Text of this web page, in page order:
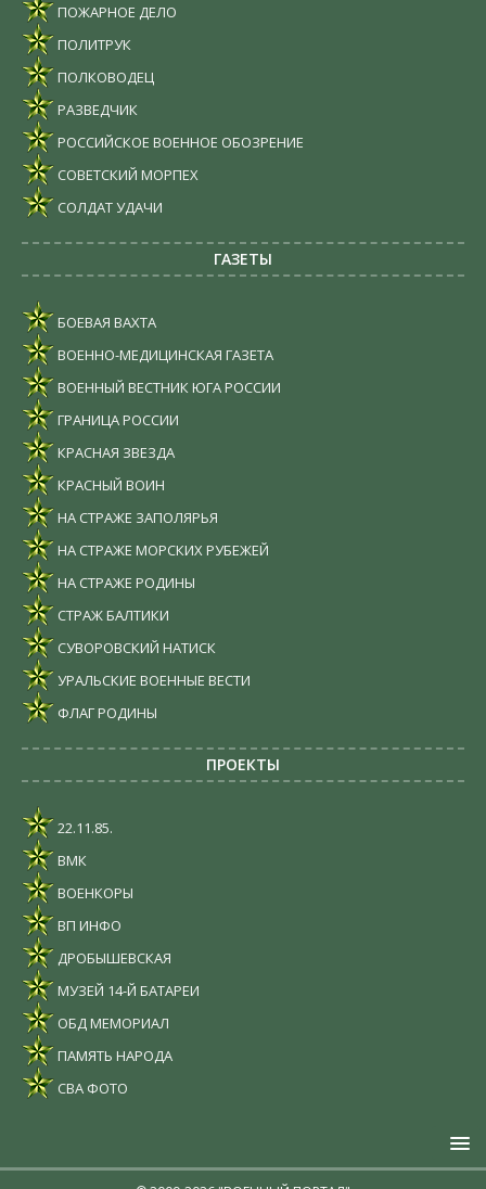
ПОЖАРНОЕ ДЕЛО
ПОЛИТРУК
ПОЛКОВОДЕЦ
РАЗВЕДЧИК
РОССИЙСКОЕ ВОЕННОЕ ОБОЗРЕНИЕ
СОВЕТСКИЙ МОРПЕХ
СОЛДАТ УДАЧИ
ГАЗЕТЫ
БОЕВАЯ ВАХТА
ВОЕННО-МЕДИЦИНСКАЯ ГАЗЕТА
ВОЕННЫЙ ВЕСТНИК ЮГА РОССИИ
ГРАНИЦА РОССИИ
КРАСНАЯ ЗВЕЗДА
КРАСНЫЙ ВОИН
НА СТРАЖЕ ЗАПОЛЯРЬЯ
НА СТРАЖЕ МОРСКИХ РУБЕЖЕЙ
НА СТРАЖЕ РОДИНЫ
СТРАЖ БАЛТИКИ
СУВОРОВСКИЙ НАТИСК
УРАЛЬСКИЕ ВОЕННЫЕ ВЕСТИ
ФЛАГ РОДИНЫ
ПРОЕКТЫ
22.11.85.
ВМК
ВОЕНКОРЫ
ВП ИНФО
ДРОБЫШЕВСКАЯ
МУЗЕЙ 14-Й БАТАРЕИ
ОБД МЕМОРИАЛ
ПАМЯТЬ НАРОДА
СВА ФОТО